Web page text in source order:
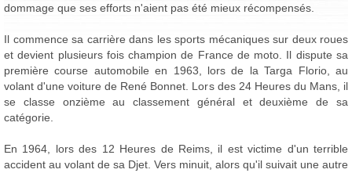
dommage que ses efforts n'aient pas été mieux récompensés.
Il commence sa carrière dans les sports mécaniques sur deux roues
et devient plusieurs fois champion de France de moto. Il dispute sa
première course automobile en 1963, lors de la Targa Florio, au
volant d'une voiture de René Bonnet. Lors des 24 Heures du Mans, il
se classe onzième au classement général et deuxième de sa
catégorie.
En 1964, lors des 12 Heures de Reims, il est victime d'un terrible
accident au volant de sa Djet. Vers minuit, alors qu'il suivait une autre